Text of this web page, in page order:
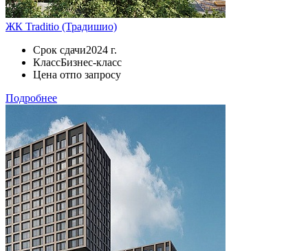
ЖК Traditio (Традишио)
Срок сдачи2024 г.
КлассБизнес-класс
Цена отпо запросу
Подробнее